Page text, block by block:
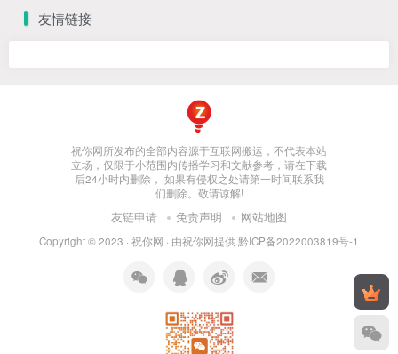
友情链接
祝你网所发布的全部内容源于互联网搬运，不代表本站
立场，仅限于小范围内传播学习和文献参考，请在下载
后24小时内删除， 如果有侵权之处请第一时间联系我
们删除。敬请谅解!
友链申请 免责声明 网站地图
Copyright © 2023 · 祝你网 · 由祝你网提供.黔ICP备2022003819号-1